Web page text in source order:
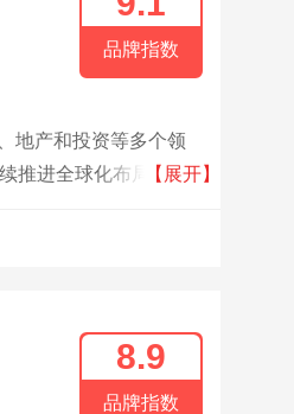
品牌指数
地产和投资等多个领
推进全球化布局，并
【展开】
8.9
品牌指数